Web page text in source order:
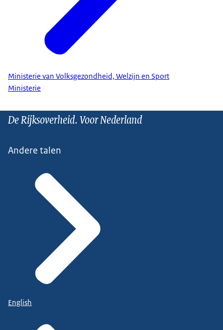
Ministerie van Volksgezondheid, Welzijn en Sport
Ministerie
De Rijksoverheid. Voor Nederland
Andere talen
English